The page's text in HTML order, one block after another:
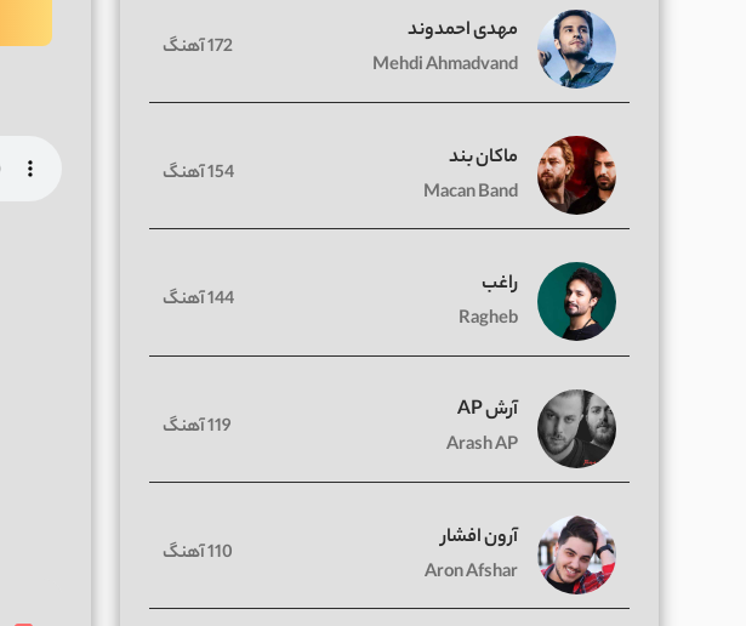
مهدی احمدوند
Mehdi Ahmadvand
172 آهنگ
ماکان بند
Macan Band
154 آهنگ
راغب
Ragheb
144 آهنگ
آرش AP
Arash AP
119 آهنگ
آرون افشار
Aron Afshar
110 آهنگ